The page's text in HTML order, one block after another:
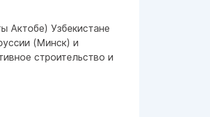
Актобе) Узбекистане
(Минск) и
строительство и